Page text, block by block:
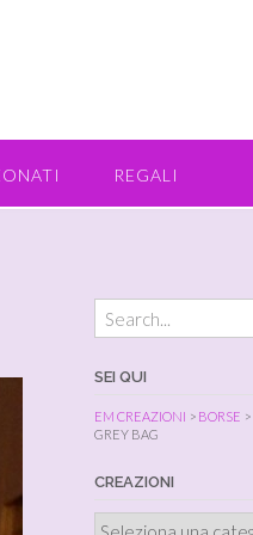
REGALI
SEI QUI
EM CREAZIONI > BORSE >
GREY BAG
CREAZIONI
Creazioni